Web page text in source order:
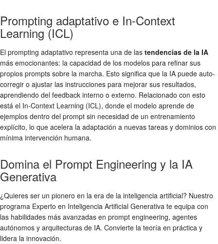
Prompting adaptativo e In-Context
Learning (ICL)
El prompting adaptativo representa una de las tendencias de la IA
más emocionantes: la capacidad de los modelos para refinar sus
propios prompts sobre la marcha. Esto significa que la IA puede auto-
corregir o ajustar las instrucciones para mejorar sus resultados,
aprendiendo del feedback interno o externo. Relacionado con esto
está el In-Context Learning (ICL), donde el modelo aprende de
ejemplos dentro del prompt sin necesidad de un entrenamiento
explícito, lo que acelera la adaptación a nuevas tareas y dominios con
mínima intervención humana.
Domina el Prompt Engineering y la IA
Generativa
¿Quieres ser un pionero en la era de la inteligencia artificial? Nuestro
programa Experto en Inteligencia Artificial Generativa te equipa con
las habilidades más avanzadas en prompt engineering, agentes
autónomos y arquitecturas de IA. Convierte la teoría en práctica y
lidera la innovación.